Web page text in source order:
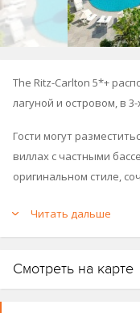
The Ritz-Carlton 5*+
лагуной и островом, в
Гости могут
виллах с частными
оригинальном стиле,
базируется на
дерева, земли,
могут чувствовать
Читать дальше
Смотреть на карте